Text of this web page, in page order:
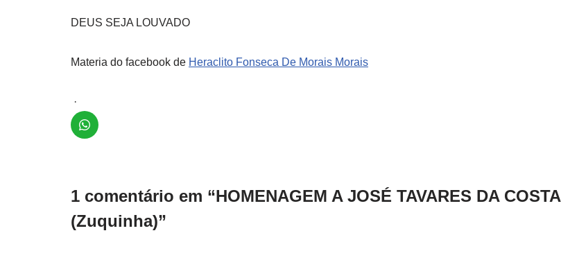
DEUS SEJA LOUVADO
Materia do facebook de Heraclito Fonseca De Morais Morais
·
1 comentário em “HOMENAGEM A JOSÉ TAVARES DA COSTA
(Zuquinha)”